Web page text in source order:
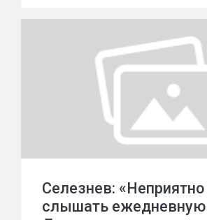
Селезнев: «Неприятно
слышать ежедневную